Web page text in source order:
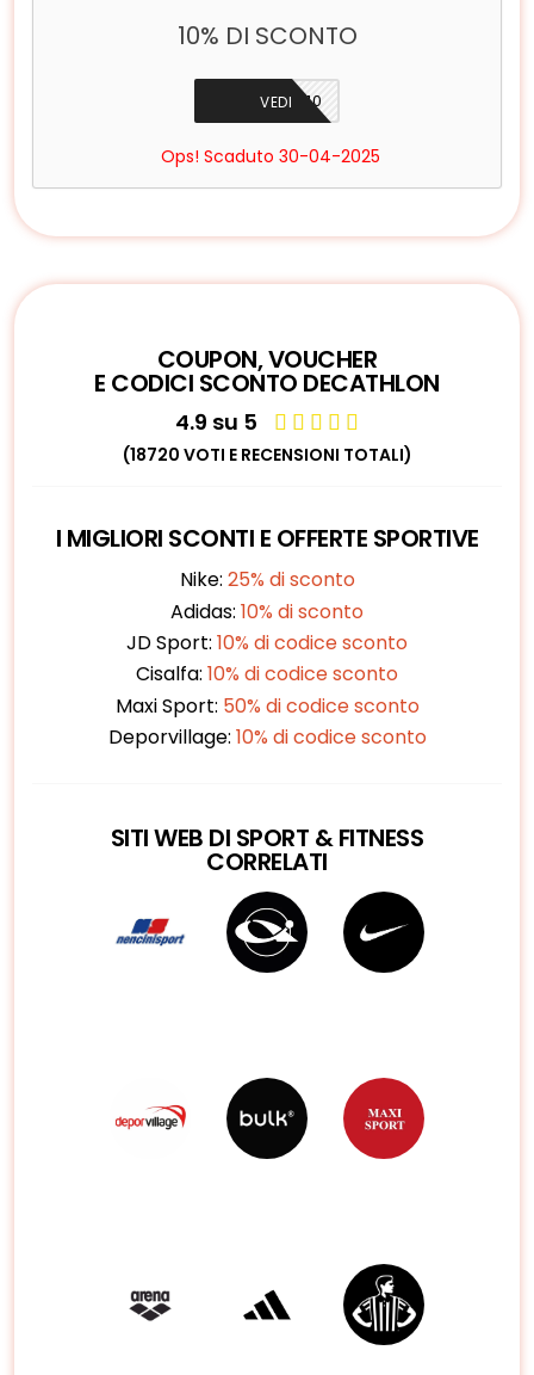
10% DI SCONTO
PONG10
VEDI
Ops! Scaduto 30-04-2025
COUPON, VOUCHER
E CODICI SCONTO DECATHLON
4.9 su 5     
(18720 VOTI E RECENSIONI TOTALI)
I MIGLIORI SCONTI E OFFERTE SPORTIVE
Nike: 25% di sconto
Adidas: 10% di sconto
JD Sport: 10% di codice sconto
Cisalfa: 10% di codice sconto
Maxi Sport: 50% di codice sconto
Deporvillage: 10% di codice sconto
SITI WEB DI SPORT & FITNESS
CORRELATI